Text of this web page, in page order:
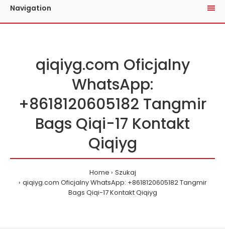
Navigation
qiqiyg.com Oficjalny
WhatsApp:
+8618120605182 Tangmir
Bags Qiqi-17 Kontakt
Qiqiyg
Home
Szukaj
qiqiyg.com Oficjalny WhatsApp: +8618120605182 Tangmir
Bags Qiqi-17 Kontakt Qiqiyg